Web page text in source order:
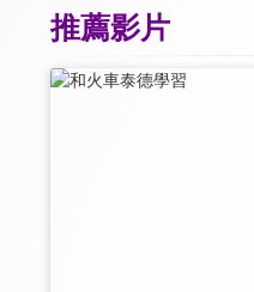
推薦影片